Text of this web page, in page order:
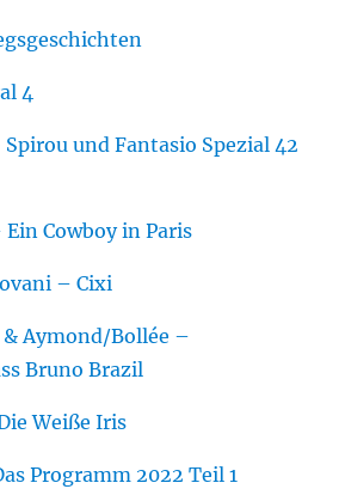
4
und Fantasio Spezial 42
Cowboy in Paris
– Cixi
Aymond/Bollée –
Bruno Brazil
Weiße Iris
Programm 2022 Teil 1